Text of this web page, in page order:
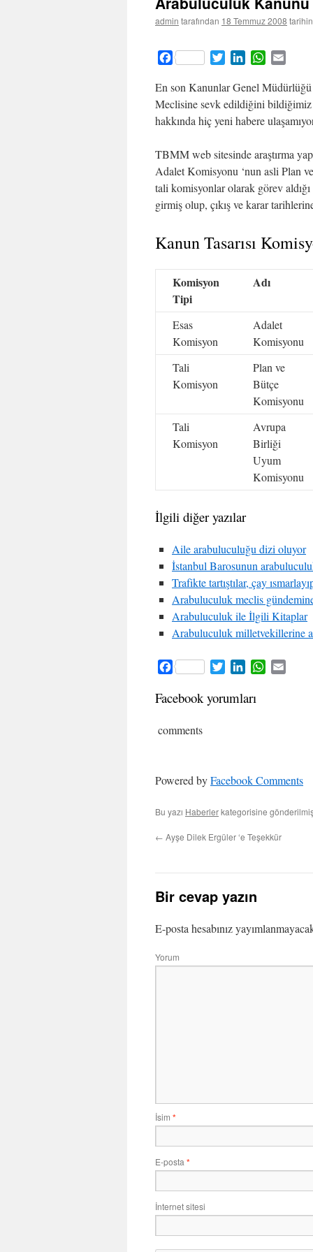
admin tarafından 18 Temmuz 2008
Facebook TwitterLinkedInWhatsApp
En son Kanunlar Genel
Meclisine sevk edildiğini bildiğimiz
hakkında hiç yeni habere
TBMM web sitesinde araştırma
Adalet Komisyonu ‘nun asli Plan
tali komisyonlar olarak görev
girmiş olup, çıkış ve karar
Kanun Tasarısı
Komisyon
Tipi
Adı
Esas
Komisyon
Adalet
Komisyonu
Tali
Komisyon
Plan ve
Bütçe
Komisyonu
Tali
Komisyon
Avrupa
Birliği
Uyum
Komisyonu
İlgili diğer yazılar
Aile arabuluculuğu dizi oluyor
İstanbul Barosunun
Trafikte tartıştılar, çay
Arabuluculuk meclis
Arabuluculuk ile İlgili Kitaplar
Arabuluculuk milletvekillerine
Facebook TwitterLinkedInWhatsApp
Facebook yorumları
comments
Powered byFacebook Comments
Bu yazı Haberlerkategorisine
← Ayşe Dilek Ergüler ‘e Teşekkür
Bir cevap yazın
E-posta hesabınız
Yorum
İsim *
E-posta *
İnternet sitesi